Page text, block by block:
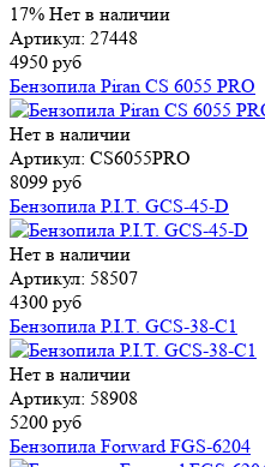
17% Нет в наличии
Артикул: 27448
4950 руб
Бензопила Piran CS 6055 PRO
Нет в наличии
Артикул: CS6055PRO
8099 руб
Бензопила P.I.T. GCS-45-D
Нет в наличии
Артикул: 58507
4300 руб
Бензопила P.I.T. GCS-38-C1
Нет в наличии
Артикул: 58908
5200 руб
Бензопила Forward FGS-6204